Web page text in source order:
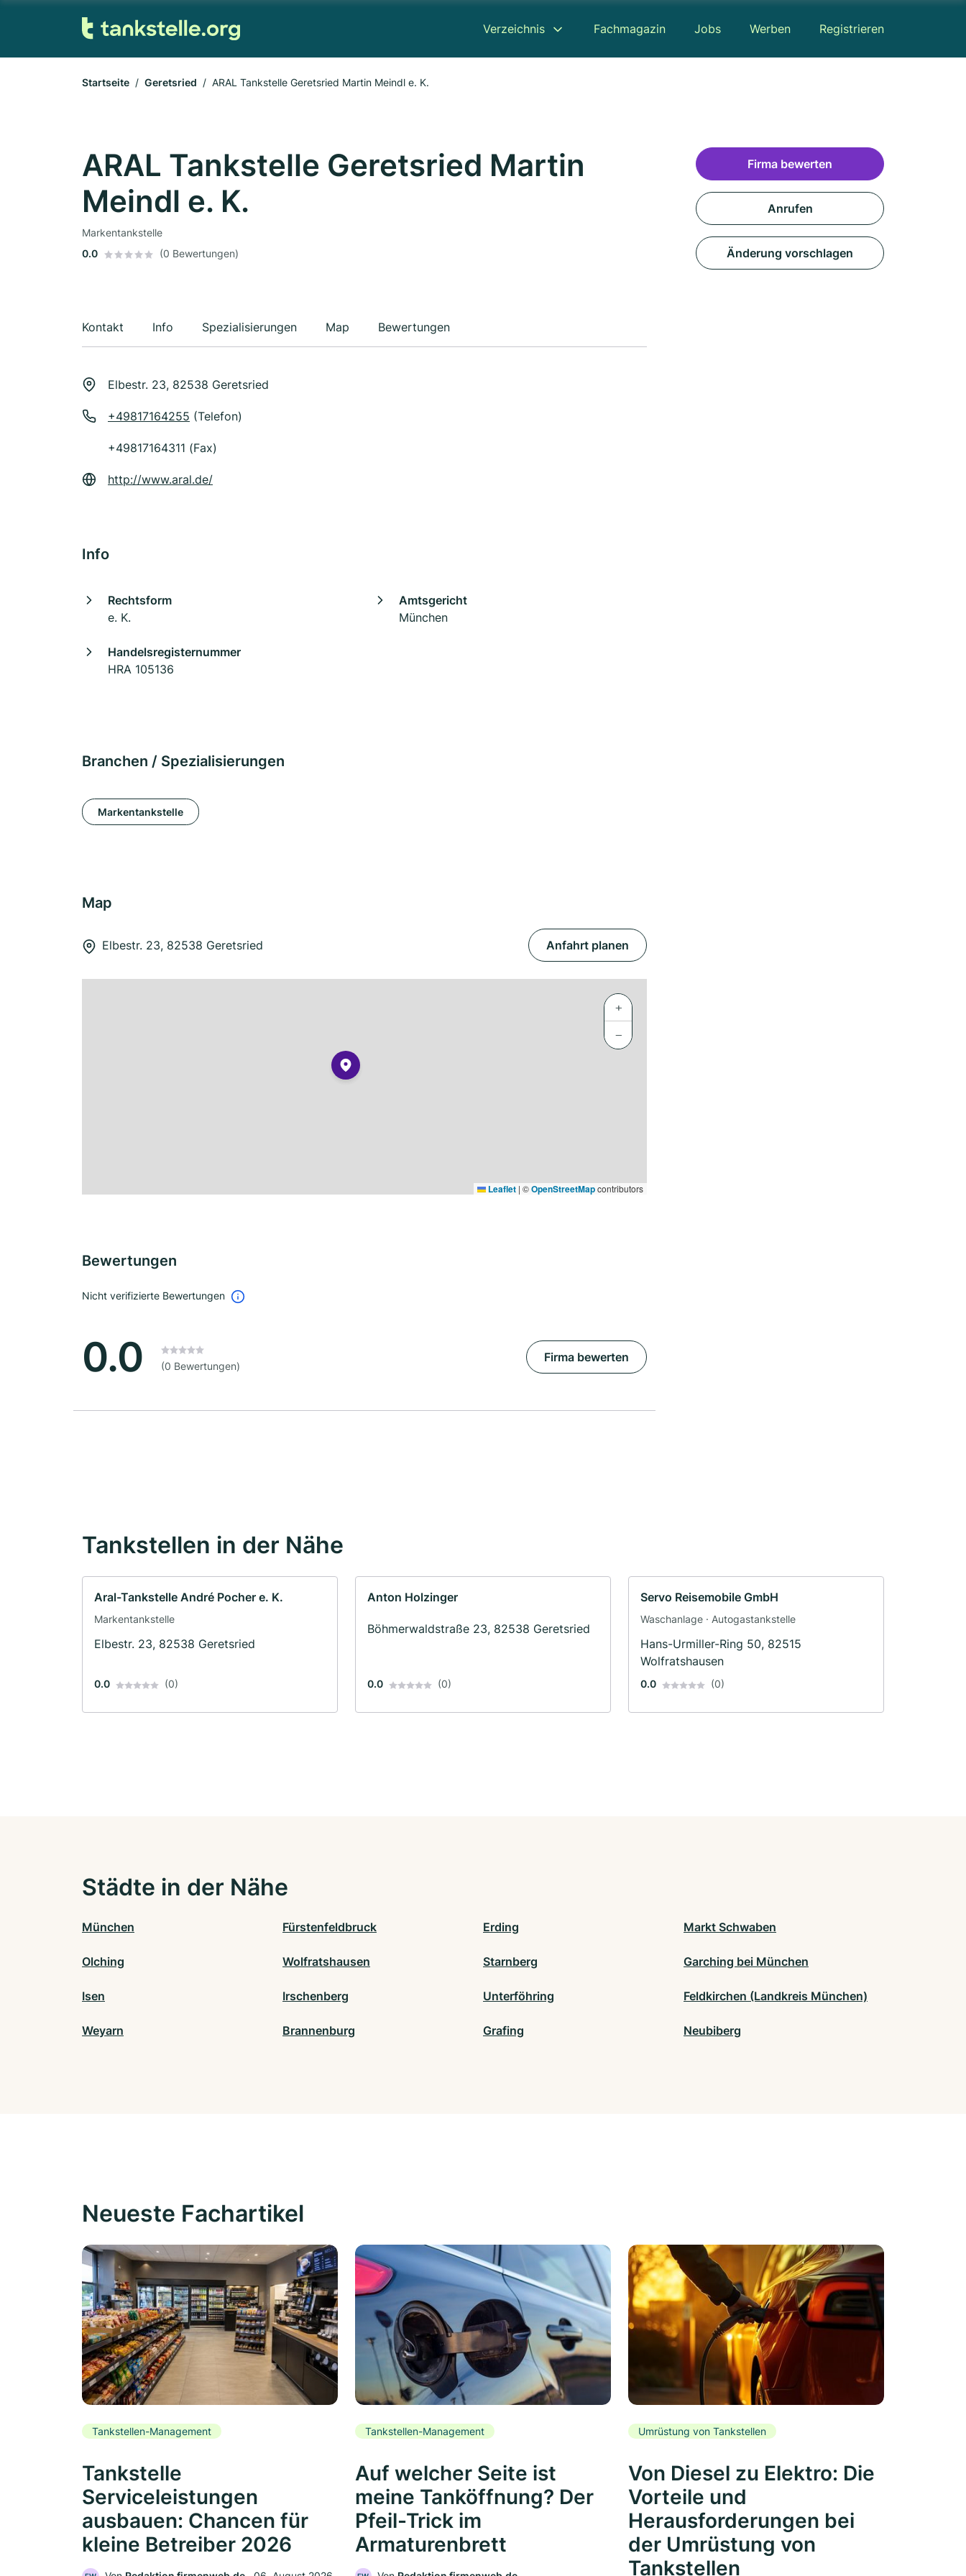
Verzeichnis Fachmagazin Jobs Werben Registrieren
Startseite Geretsried ARAL Tankstelle Geretsried Martin Meindl e. K.
ARAL Tankstelle Geretsried Martin
Meindl e. K.
Markentankstelle
0.0
(0 Bewertungen)
Kontakt Info Spezialisierungen Map Bewertungen
Elbestr. 23, 82538 Geretsried
+49817164255 (Telefon)
+49817164311 (Fax)
http://www.aral.de/
Info
Rechtsform
e. K.
Amtsgericht
München
Handelsregisternummer
HRA 105136
Branchen / Spezialisierungen
Markentankstelle
Map
Elbestr. 23, 82538 Geretsried Anfahrt planen
+
−
Leaflet | ©OpenStreetMapcontributors
Bewertungen
Nicht verifizierte Bewertungen
0.0 (0 Bewertungen)
Firma bewerten
Firma bewerten
Anrufen
Änderung vorschlagen
Tankstellen in der Nähe
Aral-Tankstelle André Pocher e. K.
Markentankstelle
Elbestr. 23, 82538 Geretsried
0.0 (0)
Anton Holzinger
Böhmerwaldstraße 23, 82538 Geretsried
0.0 (0)
Servo Reisemobile GmbH
Waschanlage · Autogastankstelle
Hans-Urmiller-Ring 50, 82515
Wolfratshausen
0.0 (0)
Städte in der Nähe
München Fürstenfeldbruck Erding Markt Schwaben
Olching Wolfratshausen Starnberg Garching bei München
Isen Irschenberg Unterföhring Feldkirchen (Landkreis München)
Weyarn Brannenburg Grafing Neubiberg
Neueste Fachartikel
Tankstellen-Management
Tankstelle
Serviceleistungen
ausbauen: Chancen für
kleine Betreiber 2026
Tankstellen-Management
Auf welcher Seite ist
meine Tanköffnung? Der
Pfeil-Trick im
Armaturenbrett
Umrüstung von Tankstellen
Von Diesel zu Elektro: Die
Vorteile und
Herausforderungen bei
der Umrüstung von
Tankstellen